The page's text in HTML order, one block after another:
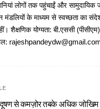
लोगों तक पहुंचाईं और
मंडलियों के माध्यम से स्वच्छता का
शैक्षणिक योग्यता: बी.एससी
से कमज़ोर तबके अधिक जोखिम